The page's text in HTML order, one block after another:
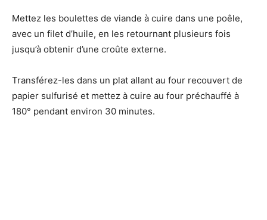
Mettez les boulettes de viande à cuire dans une poêle,
avec un filet d’huile, en les retournant plusieurs fois
jusqu’à obtenir d’une croûte externe.
Transférez-les dans un plat allant au four recouvert de
papier sulfurisé et mettez à cuire au four préchauffé à
180° pendant environ 30 minutes.